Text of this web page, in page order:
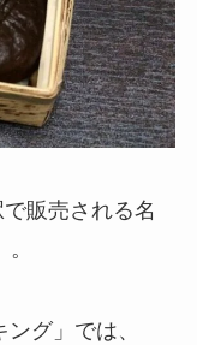
販売される名
グ」では、